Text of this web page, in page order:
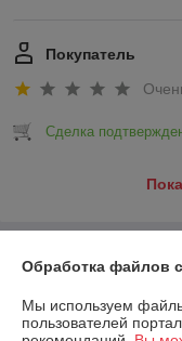
Покупатель
Сделка
О нас
Контакты
Обработка файлов
Мы используем
пользователей